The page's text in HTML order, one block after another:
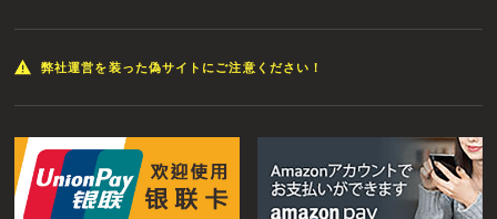
弊社運営を装った偽サイトにご注意ください！